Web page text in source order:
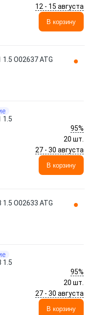
12 - 15 августа
В корзину
O02637 ATG
1.5
95%
20 шт.
27 - 30 августа
В корзину
O02633 ATG
1.5
95%
20 шт.
27 - 30 августа
В корзину